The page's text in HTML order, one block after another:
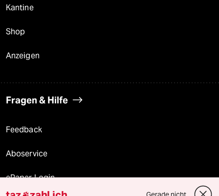
Kantine
Shop
Anzeigen
Fragen & Hilfe
Feedback
Aboservice
ePaper Login